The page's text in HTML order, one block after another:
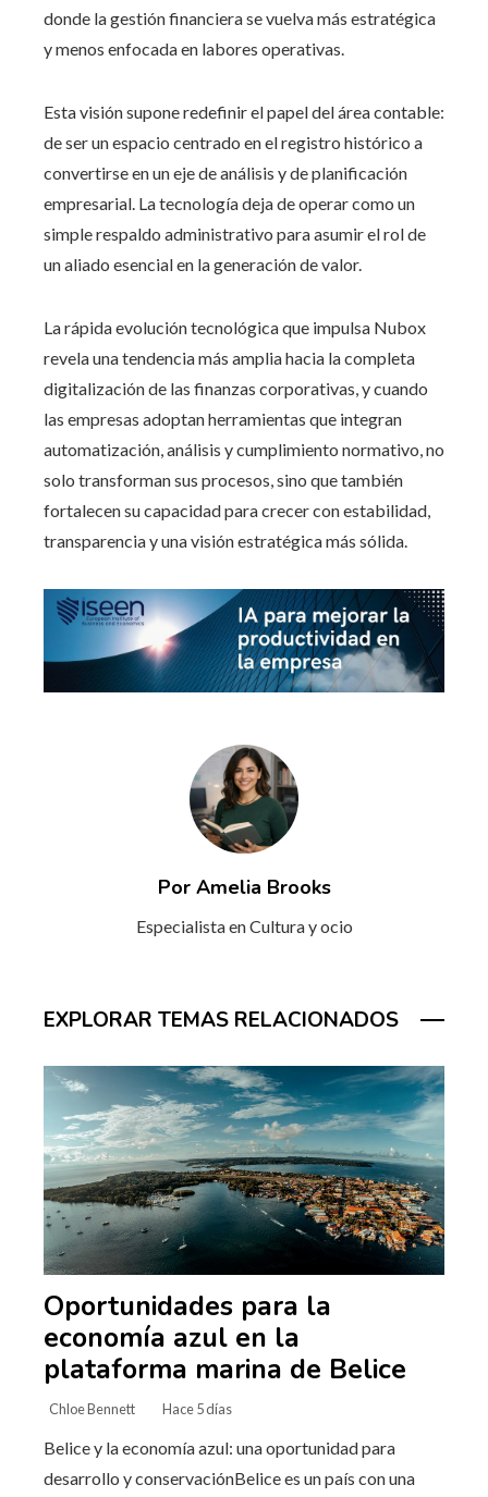
donde la gestión financiera se vuelva más estratégica
y menos enfocada en labores operativas.
Esta visión supone redefinir el papel del área contable:
de ser un espacio centrado en el registro histórico a
convertirse en un eje de análisis y de planificación
empresarial. La tecnología deja de operar como un
simple respaldo administrativo para asumir el rol de
un aliado esencial en la generación de valor.
La rápida evolución tecnológica que impulsa Nubox
revela una tendencia más amplia hacia la completa
digitalización de las finanzas corporativas, y cuando
las empresas adoptan herramientas que integran
automatización, análisis y cumplimiento normativo, no
solo transforman sus procesos, sino que también
fortalecen su capacidad para crecer con estabilidad,
transparencia y una visión estratégica más sólida.
Por Amelia Brooks
Especialista en Cultura y ocio
EXPLORAR TEMAS RELACIONADOS
Oportunidades para la
economía azul en la
plataforma marina de Belice
Chloe Bennett Hace 5 días
Belice y la economía azul: una oportunidad para
desarrollo y conservaciónBelice es un país con una